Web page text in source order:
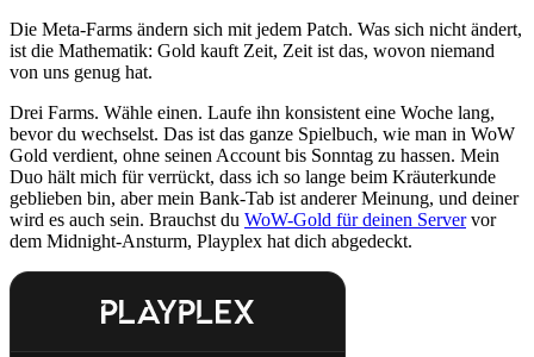
Die Meta-Farms ändern sich mit jedem Patch. Was sich nicht ändert,
ist die Mathematik: Gold kauft Zeit, Zeit ist das, wovon niemand
von uns genug hat.
Drei Farms. Wähle einen. Laufe ihn konsistent eine Woche lang,
bevor du wechselst. Das ist das ganze Spielbuch, wie man in WoW
Gold verdient, ohne seinen Account bis Sonntag zu hassen. Mein
Duo hält mich für verrückt, dass ich so lange beim Kräuterkunde
geblieben bin, aber mein Bank-Tab ist anderer Meinung, und deiner
wird es auch sein. Brauchst du WoW-Gold für deinen Servervor
dem Midnight-Ansturm, Playplex hat dich abgedeckt.